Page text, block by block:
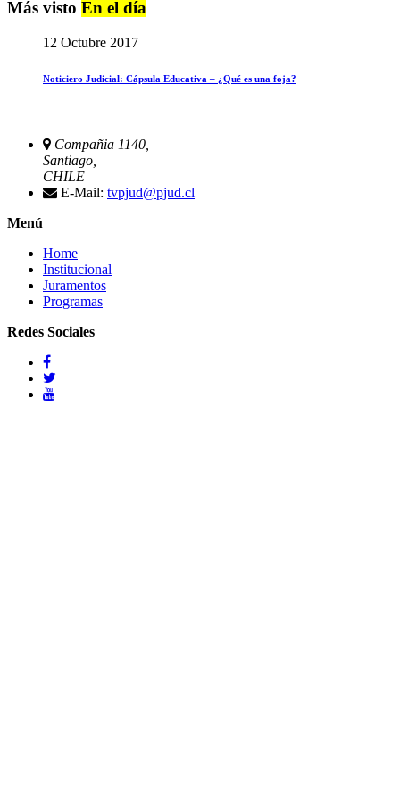
Más visto En el día
12 Octubre 2017
Noticiero Judicial: Cápsula Educativa – ¿Qué es una foja?
Compañia 1140,
Santiago,
CHILE
E-Mail: tvpjud@pjud.cl
Menú
Home
Institucional
Juramentos
Programas
Redes Sociales